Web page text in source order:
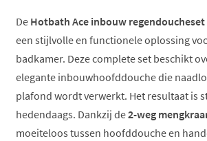
De Hotbath Ace inbouw regendoucheset
een stijlvolle en functionele oplossing
badkamer. Deze complete set beschikt
elegante inbouwhoofddouche die
plafond wordt verwerkt. Het resultaat is
hedendaags. Dankzij de2-weg
moeiteloos tussen hoofddouche en